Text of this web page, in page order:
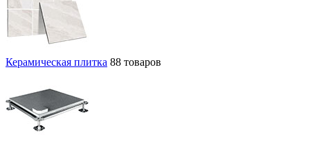
Керамическая плитка 88 товаров